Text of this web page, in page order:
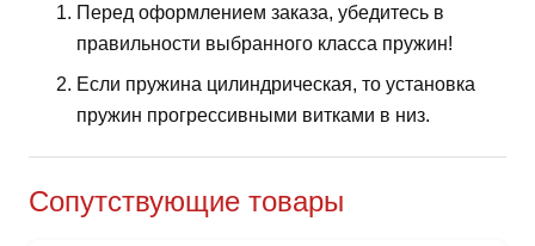
Перед оформлением заказа, убедитесь в
правильности выбранного класса пружин!
Если пружина цилиндрическая, то установка
пружин прогрессивными витками в низ.
Сопутствующие товары